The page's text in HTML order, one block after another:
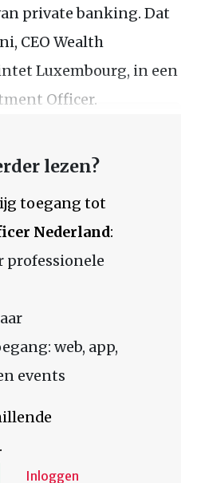
private banking. Dat
CEO Wealth
Luxembourg, in een
Officer.
lezen?
toegang tot
Nederland:
professionele
web, app,
events
Inloggen